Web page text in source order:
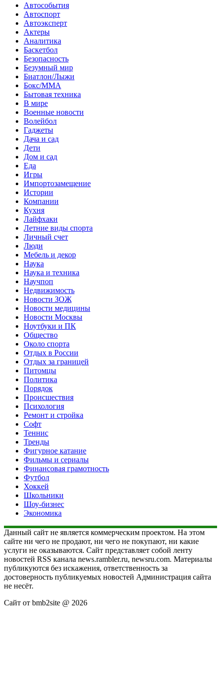
Автособытия
Автоспорт
Автоэксперт
Актеры
Аналитика
Баскетбол
Безопасность
Безумный мир
Биатлон/Лыжи
Бокс/MMA
Бытовая техника
В мире
Военные новости
Волейбол
Гаджеты
Дача и сад
Дети
Дом и сад
Еда
Игры
Импортозамещение
Истории
Компании
Кухня
Лайфхаки
Летние виды спорта
Личный счет
Люди
Мебель и декор
Наука
Наука и техника
Научпоп
Недвижимость
Новости ЗОЖ
Новости медицины
Новости Москвы
Ноутбуки и ПК
Общество
Около спорта
Отдых в России
Отдых за границей
Питомцы
Политика
Порядок
Происшествия
Психология
Ремонт и стройка
Софт
Теннис
Тренды
Фигурное катание
Фильмы и сериалы
Финансовая грамотность
Футбол
Хоккей
Школьники
Шоу-бизнес
Экономика
Данный сайт не является коммерческим проектом. На этом
сайте ни чего не продают, ни чего не покупают, ни какие
услуги не оказываются. Сайт представляет собой ленту
новостей RSS канала news.rambler.ru, newsru.com. Материалы
публикуются без искажения, ответственность за
достоверность публикуемых новостей Администрация сайта
не несёт.
Сайт от bmb2site @ 2026